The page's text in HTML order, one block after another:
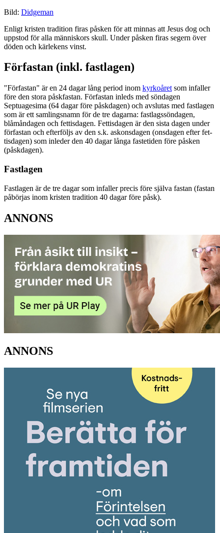
Bild: Didgeman
Enligt kristen tradition firas påsken för att minnas att Jesus dog och
uppstod för alla människors skull. Under påsken firas segern över
döden och kärlekens vinst.
Förfastan (inkl. fastlagen)
"Förfastan" är en 24 dagar lång period inom kyrkoåret som infaller
före den stora påskfastan. Förfastan inleds med söndagen
Septuagesima (64 dagar före påskdagen) och avslutas med fastlagen
som är ett samlingsnamn för de tre dagarna: fastlagssöndagen,
blåmåndagen och fettisdagen. Fettisdagen är den sista dagen under
förfastan och efterföljs av den s.k. askonsdagen (onsdagen efter fet-
tisdagen) som inleder den 40 dagar långa fastetiden före påsken
(påskdagen).
Fastlagen
Fastlagen är de tre dagar som infaller precis före själva fastan (fastan
påbörjas inom kristen tradition 40 dagar före påsk).
ANNONS
ANNONS